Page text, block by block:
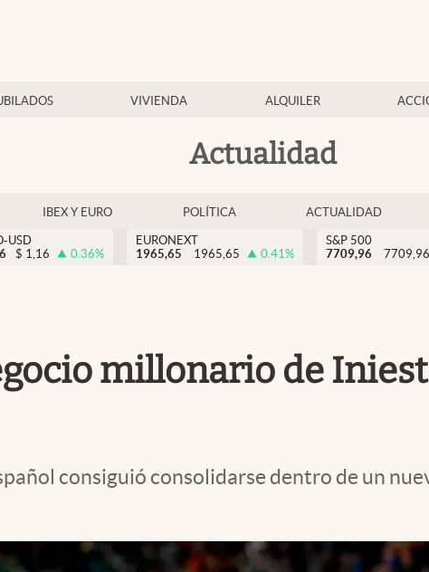
VIVIENDA ALQUILER
Actualidad
IBEX Y EURO POLÍTICA ACTUALIDAD
USD
$ 1,16 0.36%
EURONEXT
1965,65
1965,65 0.41%
S&P 500
7709,96
7709,96
millonario de
consiguió consolidarse dentro de un